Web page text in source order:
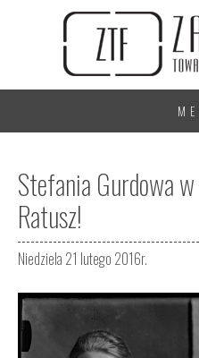
Stefania Gurdowa
Ratusz!
Niedziela 21 lutego 2016r.